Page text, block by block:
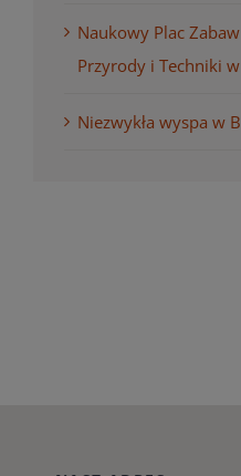
Naukowy Plac
Przyrody i Techniki
Niezwykła wyspa w